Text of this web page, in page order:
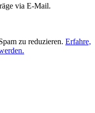
via E-Mail.
zu reduzieren. Erfahre,